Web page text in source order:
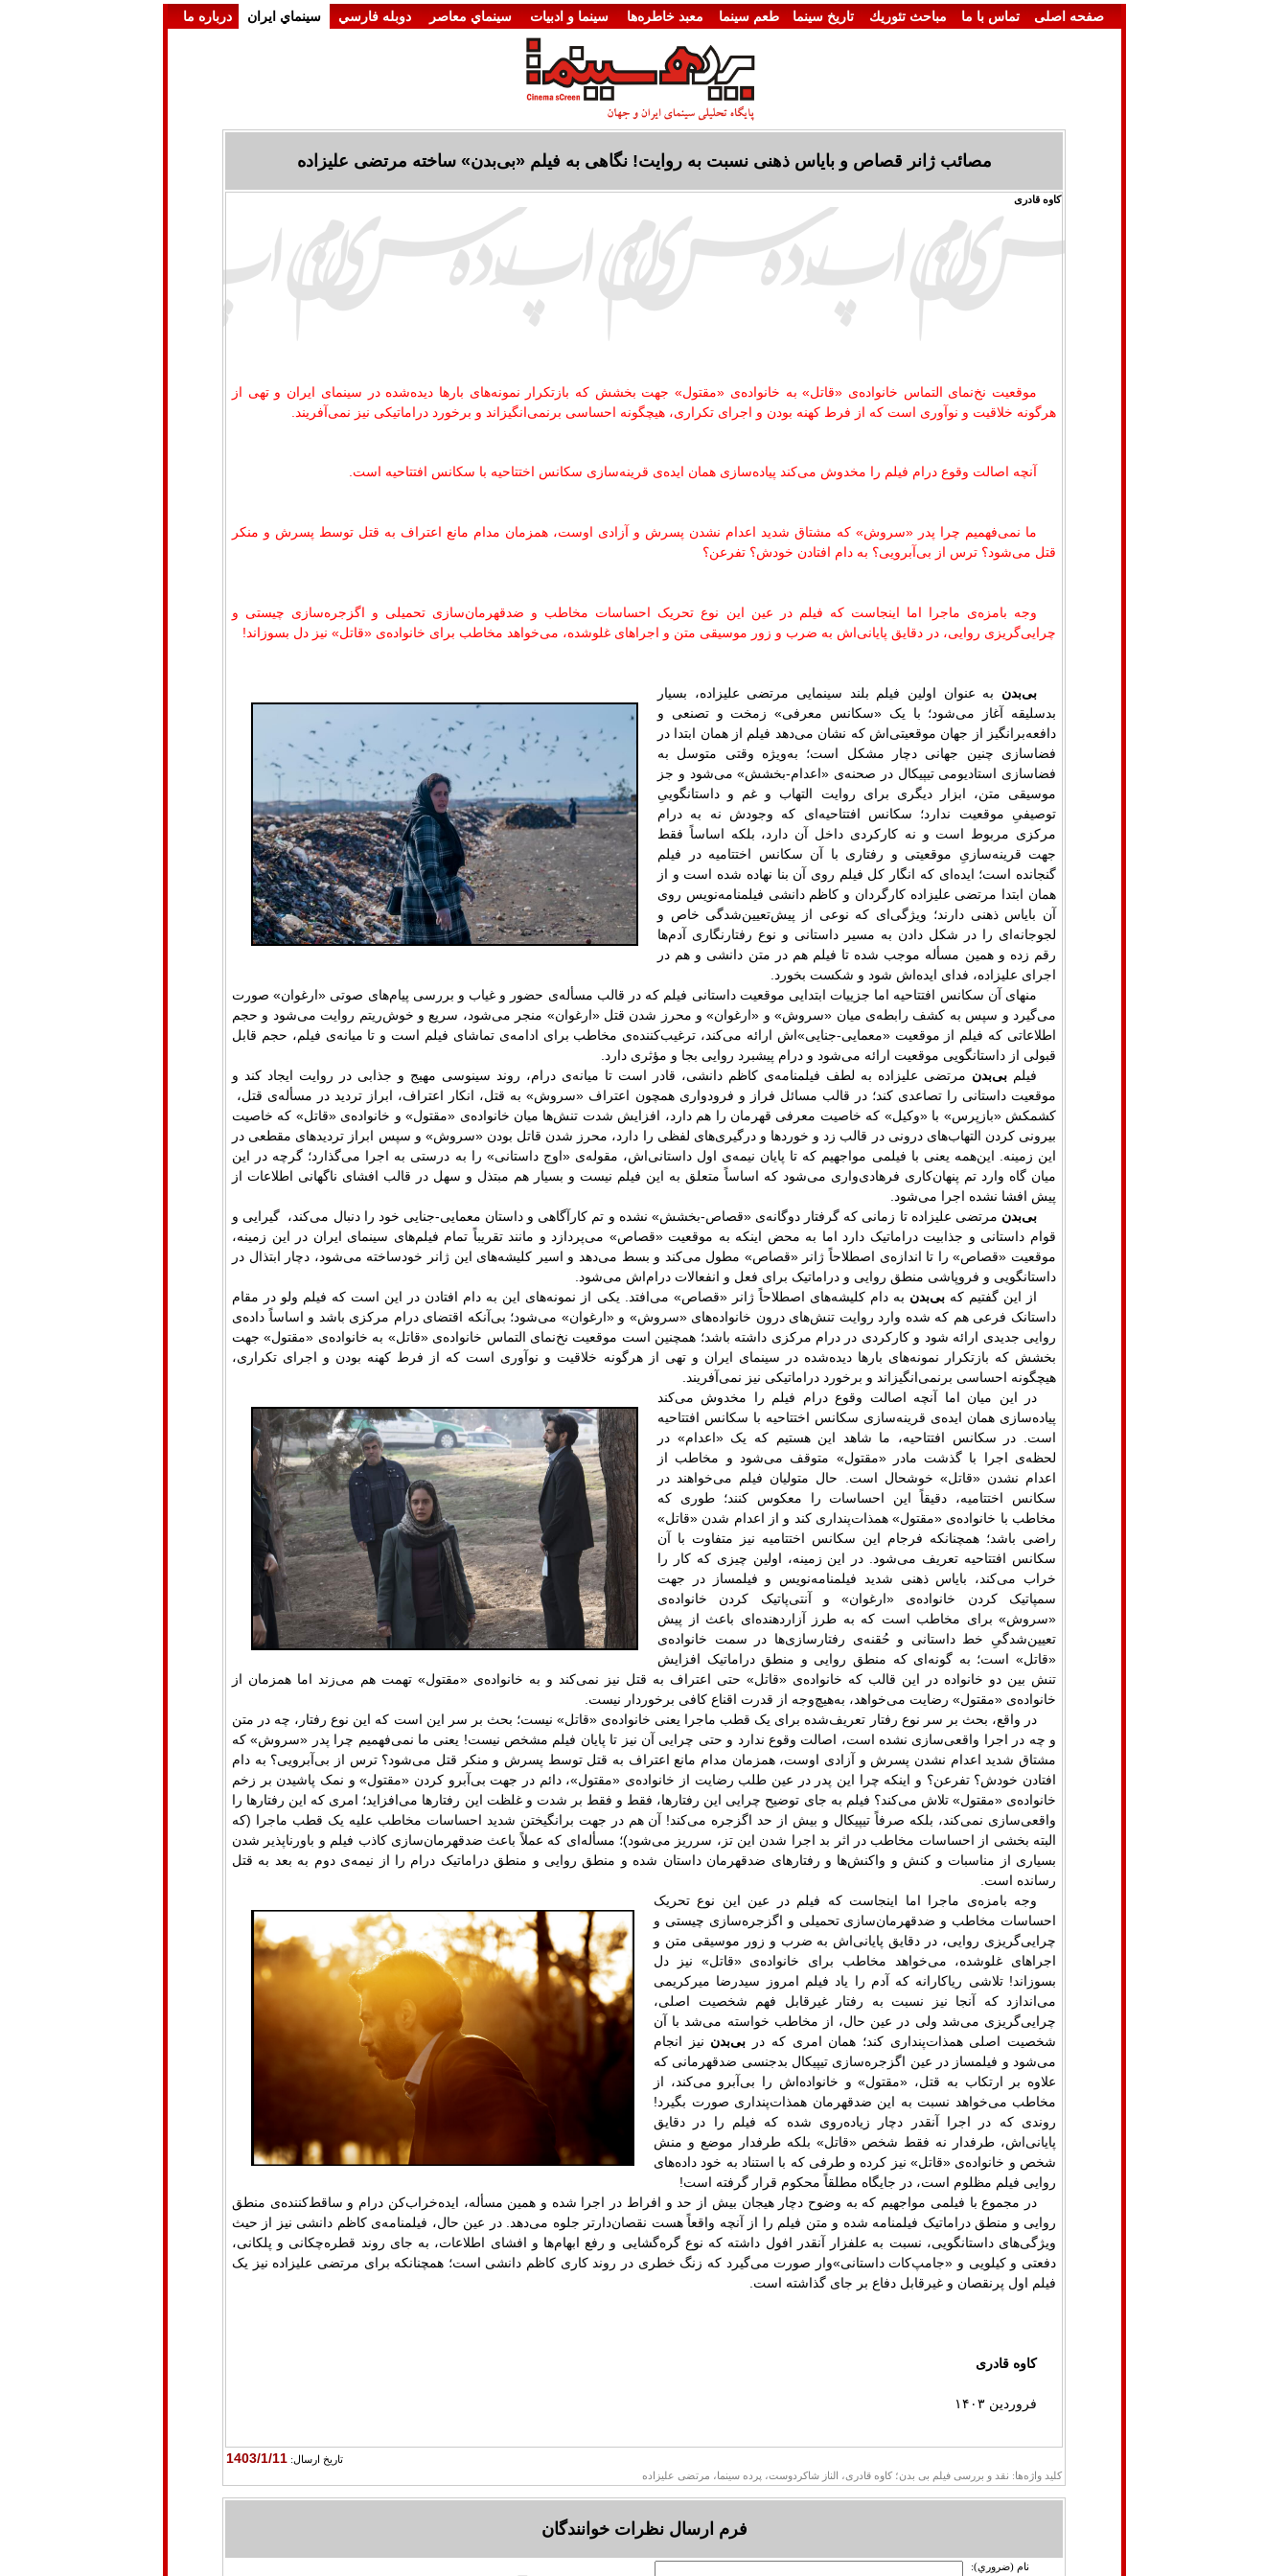
صفحه اصلی تماس با ما مباحث تئوريك تاريخ سينما طعم سینما معبد خاطره‌ها سينما و ادبيات سينماي معاصر دوبله فارسي سينماي ايران درباره ما
مصائب ژانر قصاص و بایاس ذهنی نسبت به روایت! نگاهی به فیلم «بی‌بدن» ساخته مرتضی علیزاده‎
کاوه قادری
موقعیت نخ‌نمای التماس خانواده‌ی «قاتل» به خانواده‌ی «مقتول» جهت بخشش که بازتکرار نمونه‌های بارها دیده‌شده در سینمای ایران و تهی از
هرگونه خلاقیت و نوآوری است که از فرط کهنه بودن و اجرای تکراری، هیچگونه احساسی برنمی‌انگیزاند و برخورد دراماتیکی نیز نمی‌آفریند.
آنچه اصالت وقوع درام فیلم را مخدوش می‌کند پیاده‌سازی همان ایده‌ی قرینه‌سازی سکانس اختتاحیه با سکانس افتتاحیه است.
ما نمی‌فهمیم چرا پدر «سروش» که مشتاق شدید اعدام نشدن پسرش و آزادی اوست، همزمان مدام مانع اعتراف به قتل توسط پسرش و منکر
قتل می‌شود؟ ترس از بی‌آبرویی؟ به دام افتادن خودش؟ تفرعن؟
وجه بامزه‌ی ماجرا اما اینجاست که فیلم در عین این نوع تحریک احساسات مخاطب و ضدقهرمان‌سازی تحمیلی و اگزجره‌سازی چیستی و
چرایی‌گریزی روایی، در دقایق پایانی‌اش به ضرب و زور موسیقی متن و اجراهای غلوشده، می‌خواهد مخاطب برای خانواده‌ی «قاتل» نیز دل بسوزاند!
بی‌بدن به عنوان اولین فیلم بلند سینمایی مرتضی علیزاده، بسیار
بدسلیقه آغاز می‌شود؛ با یک «سکانس معرفی» زمخت و تصنعی و
دافعه‌برانگیز از جهان موقعیتی‌اش که نشان می‌دهد فیلم از همان ابتدا در
فضاسازی چنین جهانی دچار مشکل است؛ به‌ویژه وقتی متوسل به
فضاسازی استادیومی تیپیکال در صحنه‌ی «اعدام-بخشش» می‌شود و جز
موسیقی متن، ابزار دیگری برای روایت التهاب و غم و داستانگوییِ
توصیفیِ موقعیت ندارد؛ سکانس افتتاحیه‌ای که وجودش نه به درام
مرکزی مربوط است و نه کارکردی داخل آن دارد، بلکه اساساً فقط
جهت قرینه‌سازیِ موقعیتی و رفتاری با آن سکانس اختتامیه در فیلم
گنجانده است؛ ایده‌ای که انگار کل فیلم روی آن بنا نهاده شده است و از
همان ابتدا مرتضی علیزاده کارگردان و کاظم دانشی فیلمنامه‌نویس روی
آن بایاس ذهنی دارند؛ ویژگی‌ای که نوعی از پیش‌تعیین‌شدگی خاص و
لجوجانه‌ای را در شکل دادن به مسیر داستانی و نوع رفتارنگاری آدم‌ها
رقم زده و همین مسأله موجب شده تا فیلم هم در متن دانشی و هم در
اجرای علیزاده، فدای ایده‌اش شود و شکست بخورد.
منهای آن سکانس افتتاحیه اما جزییات ابتدایی موقعیت داستانی فیلم که در قالب مسأله‌ی حضور و غیاب و بررسی پیام‌های صوتی «ارغوان» صورت
می‌گیرد و سپس به کشف رابطه‌ی میان «سروش» و «ارغوان» و محرز شدن قتل «ارغوان» منجر می‌شود، سریع و خوش‌ریتم روایت می‌شود و حجم
اطلاعاتی که فیلم از موقعیت «معمایی-جنایی»اش ارائه می‌کند، ترغیب‌کننده‌ی مخاطب برای ادامه‌ی تماشای فیلم است و تا میانه‌ی فیلم، حجم قابل
قبولی از داستانگویی موقعیت ارائه می‌شود و درام پیشبرد روایی بجا و مؤثری دارد.
فیلم بی‌بدن مرتضی علیزاده به لطف فیلمنامه‌ی کاظم دانشی، قادر است تا میانه‌ی درام، روند سینوسی مهیج و جذابی در روایت ایجاد کند و
موقعیت داستانی را تصاعدی کند؛ در قالب مسائل فراز و فرودواری همچون اعتراف «سروش» به قتل، انکار اعتراف، ابراز تردید در مسأله‌ی قتل،
کشمکش «بازپرس» با «وکیل» که خاصیت معرفی قهرمان را هم دارد، افزایش شدت تنش‌ها میان خانواده‌ی «مقتول» و خانواده‌ی «قاتل» که خاصیت
بیرونی کردن التهاب‌های درونی در قالب زد و خوردها و درگیری‌های لفظی را دارد، محرز شدن قاتل بودن «سروش» و سپس ابراز تردیدهای مقطعی در
این زمینه. این‌همه یعنی با فیلمی مواجهیم که تا پایان نیمه‌ی اول داستانی‌اش، مقوله‌ی «اوج داستانی» را به درستی به اجرا می‌گذارد؛ گرچه در این
میان گاه وارد تم پنهان‌کاری فرهادی‌واری می‌شود که اساساً متعلق به این فیلم نیست و بسیار هم مبتذل و سهل در قالب افشای ناگهانی اطلاعات از
پیش افشا نشده اجرا می‌شود.
بی‌بدن مرتضی علیزاده تا زمانی که گرفتار دوگانه‌ی «قصاص-بخشش» نشده و تم کارآگاهی و داستان معمایی-جنایی خود را دنبال می‌کند، گیرایی و
قوام داستانی و جذابیت دراماتیک دارد اما به محض اینکه به موقعیت «قصاص» می‌پردازد و مانند تقریباً تمام فیلم‌های سینمای ایران در این زمینه،
موقعیت «قصاص» را تا اندازه‌ی اصطلاحاً ژانر «قصاص» مطول می‌کند و بسط می‌دهد و اسیر کلیشه‌های این ژانر خودساخته می‌شود، دچار ابتذال در
داستانگویی و فروپاشی منطق روایی و دراماتیک برای فعل و انفعالات درام‌اش می‌شود.
از این گفتیم کهبی‌بدن به دام کلیشه‌های اصطلاحاً ژانر «قصاص» می‌افتد. یکی از نمونه‌های این به دام افتادن در این است که فیلم ولو در مقام
داستانک فرعی هم که شده وارد روایت تنش‌های درون خانواده‌های «سروش» و «ارغوان» می‌شود؛ بی‌آنکه اقتضای درام مرکزی باشد و اساساً داده‌ی
روایی جدیدی ارائه شود و کارکردی در درام مرکزی داشته باشد؛ همچنین است موقعیت نخ‌نمای التماس خانواده‌ی «قاتل» به خانواده‌ی «مقتول» جهت
بخشش که بازتکرار نمونه‌های بارها دیده‌شده در سینمای ایران و تهی از هرگونه خلاقیت و نوآوری است که از فرط کهنه بودن و اجرای تکراری،
هیچگونه احساسی برنمی‌انگیزاند و برخورد دراماتیکی نیز نمی‌آفریند.
در این میان اما آنچه اصالت وقوع درام فیلم را مخدوش می‌کند
پیاده‌سازی همان ایده‌ی قرینه‌سازی سکانس اختتاحیه با سکانس افتتاحیه
است. در سکانس افتتاحیه، ما شاهد این هستیم که یک «اعدام» در
لحظه‌ی اجرا با گذشت مادر «مقتول» متوقف می‌شود و مخاطب از
اعدام نشدن «قاتل» خوشحال است. حال متولیان فیلم می‌خواهند در
سکانس اختتامیه، دقیقاً این احساسات را معکوس کنند؛ طوری که
مخاطب با خانواده‌ی «مقتول» همذات‌پنداری کند و از اعدام شدن «قاتل»
راضی باشد؛ همچنانکه فرجام این سکانس اختتامیه نیز متفاوت با آن
سکانس افتتاحیه تعریف می‌شود. در این زمینه، اولین چیزی که کار را
خراب می‌کند، بایاس ذهنی شدید فیلمنامه‌نویس و فیلمساز در جهت
سمپاتیک کردن خانواده‌ی «ارغوان» و آنتی‌پاتیک کردن خانواده‌ی
«سروش» برای مخاطب است که به طرز آزاردهنده‌ای باعث از پیش
تعیین‌شدگیِ خط داستانی و حُقنه‌ی رفتارسازی‌ها در سمت خانواده‌ی
«قاتل» است؛ به گونه‌ای که منطق روایی و منطق دراماتیک افزایش
تنش بین دو خانواده در این قالب که خانواده‌ی «قاتل» حتی اعتراف به قتل نیز نمی‌کند و به خانواده‌ی «مقتول» تهمت هم می‌زند اما همزمان از
خانواده‌ی «مقتول» رضایت می‌خواهد، به‌هیچ‌وجه از قدرت اقناع کافی برخوردار نیست.
در واقع، بحث بر سر نوع رفتار تعریف‌شده برای یک قطب ماجرا یعنی خانواده‌ی «قاتل» نیست؛ بحث بر سر این است که این نوع رفتار، چه در متن
و چه در اجرا واقعی‌سازی نشده است، اصالت وقوع ندارد و حتی چرایی آن نیز تا پایان فیلم مشخص نیست! یعنی ما نمی‌فهمیم چرا پدر «سروش» که
مشتاق شدید اعدام نشدن پسرش و آزادی اوست، همزمان مدام مانع اعتراف به قتل توسط پسرش و منکر قتل می‌شود؟ ترس از بی‌آبرویی؟ به دام
افتادن خودش؟ تفرعن؟ و اینکه چرا این پدر در عین طلب رضایت از خانواده‌ی «مقتول»، دائم در جهت بی‌آبرو کردن «مقتول» و نمک پاشیدن بر زخم
خانواده‌ی «مقتول» تلاش می‌کند؟ فیلم به جای توضیح چرایی این رفتارها، فقط و فقط بر شدت و غلظت این رفتارها می‌افزاید؛ امری که این رفتارها را
واقعی‌سازی نمی‌کند، بلکه صرفاً تیپیکال و بیش از حد اگزجره می‌‌کند! آن هم در جهت برانگیختن شدید احساسات مخاطب علیه یک قطب ماجرا (که
البته بخشی از احساسات مخاطب در اثر بد اجرا شدن این تز، سرریز می‌شود)؛ مسأله‌ای که عملاً باعث ضدقهرمان‌سازی کاذب فیلم و باورناپذیر شدن
بسیاری از مناسبات و کنش و واکنش‌ها و رفتارهای ضدقهرمان داستان شده و منطق روایی و منطق دراماتیک درام را از نیمه‌ی دوم به بعد به قتل
رسانده است.
وجه بامزه‌ی ماجرا اما اینجاست که فیلم در عین این نوع تحریک
احساسات مخاطب و ضدقهرمان‌سازی تحمیلی و اگزجره‌سازی چیستی و
چرایی‌گریزی روایی، در دقایق پایانی‌اش به ضرب و زور موسیقی متن و
اجراهای غلوشده، می‌خواهد مخاطب برای خانواده‌ی «قاتل» نیز دل
بسوزاند! تلاشی ریاکارانه که آدم را یاد فیلم امروز سیدرضا میرکریمی
می‌اندازد که آنجا نیز نسبت به رفتار غیرقابل فهم شخصیت اصلی،
چرایی‌گریزی می‌شد ولی در عین حال، از مخاطب خواسته می‌شد با آن
شخصیت اصلی همذات‌پنداری کند؛ همان امری که در بی‌بدن نیز انجام
می‌شود و فیلمساز در عین اگزجره‌سازی تیپیکال بدجنسی ضدقهرمانی که
علاوه بر ارتکاب به قتل، «مقتول» و خانواده‌اش را بی‌آبرو می‌کند، از
مخاطب می‌خواهد نسبت به این ضدقهرمان همذات‌پنداری صورت بگیرد!
روندی که در اجرا آنقدر دچار زیاده‌روی شده که فیلم را در دقایق
پایانی‌اش، طرفدار نه فقط شخص «قاتل» بلکه طرفدار موضع و منش
شخص و خانواده‌ی «قاتل» نیز کرده و طرفی که با استناد به خود داده‌های
روایی فیلم مظلوم است، در جایگاه مطلقاً محکوم قرار گرفته است!
در مجموع با فیلمی مواجهیم که به وضوح دچار هیجان بیش از حد و افراط در اجرا شده و همین مسأله، ایده‌خراب‌کن درام و ساقط‌کننده‌ی منطق
روایی و منطق دراماتیک فیلمنامه شده و متن فیلم را از آنچه واقعاً هست نقصان‌دارتر جلوه می‌دهد. در عین حال، فیلمنامه‌ی کاظم دانشی نیز از حیث
ویژگی‌های داستانگویی، نسبت به علفزار آنقدر افول داشته که نوع گره‌گشایی و رفع ابهام‌ها و افشای اطلاعات، به جای روند قطره‌چکانی و پلکانی،
دفعتی و کیلویی و «جامپ‌کات داستانی»وار صورت می‌گیرد که زنگ خطری در روند کاری کاظم دانشی است؛ همچنانکه برای مرتضی علیزاده نیز یک
فیلم اول پرنقصان و غیرقابل دفاع بر جای گذاشته است.
کاوه قادری
فروردین ۱۴۰۳
تاريخ ارسال: 1403/1/11
کلید واژه‌ها: نقد و بررسی فیلم بی بدن؛ کاوه قادری، الناز شاکردوست، پرده سینما، مرتضی علیزاده
فرم ارسال نظرات خوانندگان
نام (ضروري):